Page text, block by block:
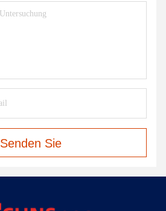
Senden Sie